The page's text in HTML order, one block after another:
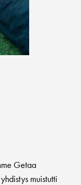
Getaa
muistutti